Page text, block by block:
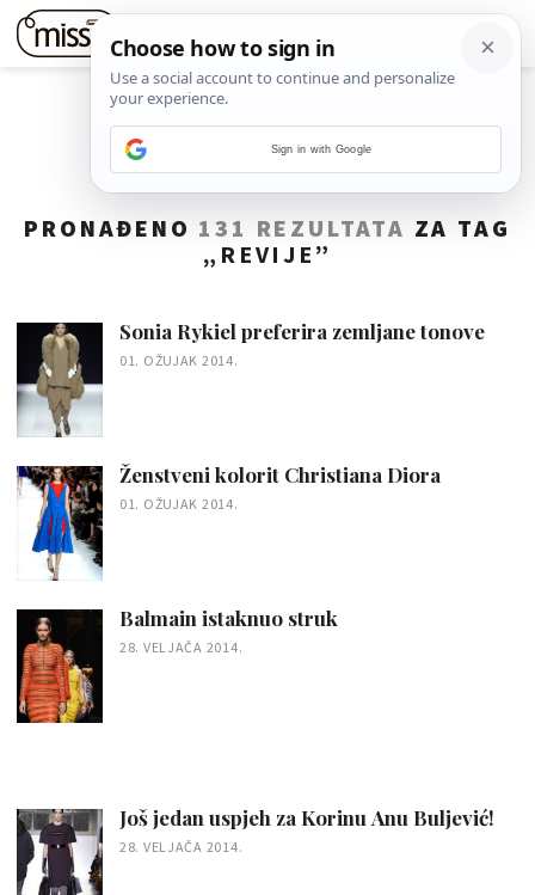
PRONAĐENO 131 REZULTATA ZA TAG
„ REVIJE ”
Sonia Rykiel preferira zemljane tonove
01. OŽUJAK 2014.
Ženstveni kolorit Christiana Diora
01. OŽUJAK 2014.
Balmain istaknuo struk
28. VELJAČA 2014.
Još jedan uspjeh za Korinu Anu Buljević!
28. VELJAČA 2014.
Sign in with Google